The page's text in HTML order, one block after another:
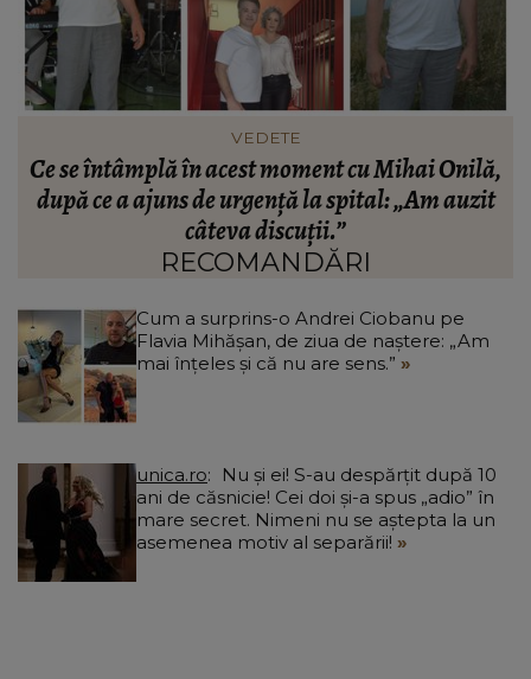
VEDETE
VIDEO Motivul pentru care Adriana
Bahmuțeanu a amânat nunta cu George
Restivan. Vedeta a spus ce o neliniștește: “Vreau
să am şi eu satisfacția asta.”
RECOMANDĂRI
Cum a surprins-o Andrei Ciobanu pe
Flavia Mihășan, de ziua de naștere: „Am
mai înțeles și că nu are sens.”
unica.ro
ani de căsnicie! Cei doi și-a spus „adio” în
mare secret. Nimeni nu se aștepta la un
asemenea motiv al separării!